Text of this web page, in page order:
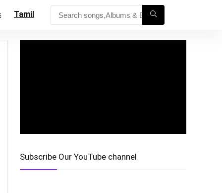
Tamil
Subscribe Our YouTube channel